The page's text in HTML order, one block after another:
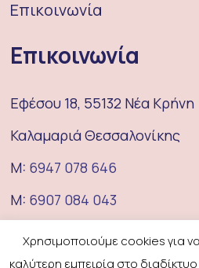
Επικοινωνία
Επικοινωνία
Εφέσου 18, 55132 Νέα Κρήνη
Καλαμαριά Θεσσαλονίκης
M: 6947 078 646
M: 6907 084 043
coufeterie@gmail.com
Χρησιμοποιούμε cookies για
καλύτερη εμπειρία στο